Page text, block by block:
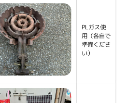
PLガス使
用（各自で
準備くださ
い）